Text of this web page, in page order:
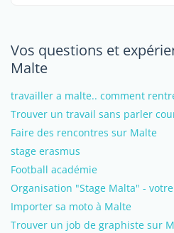
Vos questions et
Malte
travailler a malte.. comment
Trouver un travail sans parler
Faire des rencontres sur Malte
stage erasmus
Football académie
Organisation "Stage Malta" -
Importer sa moto à Malte
Trouver un job de graphiste sur